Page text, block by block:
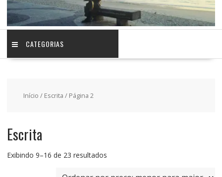
CATEGORIAS
Início / Escrita / Página 2
Escrita
Exibindo 9–16 de 23 resultadosClassificado